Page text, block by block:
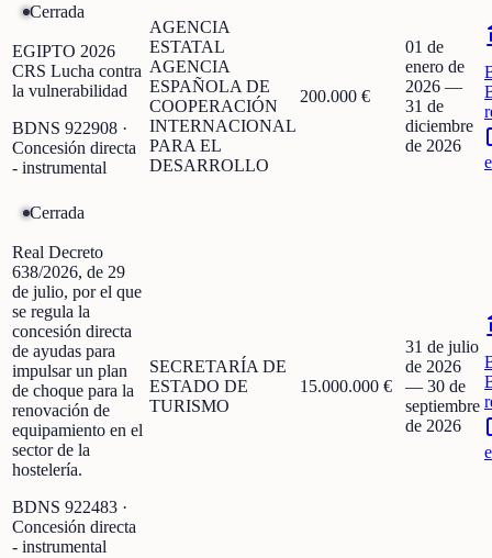
Cerrada
EGIPTO 2026
CRS Lucha contra
la vulnerabilidad
BDNS 922908 ·
Concesión directa
- instrumental
AGENCIA
ESTATAL
AGENCIA
ESPAÑOLA DE
COOPERACIÓN
INTERNACIONAL
PARA EL
DESARROLLO
200.000 €
01 de
enero de
2026 —
31 de
diciembre
de 2026
Cerrada
Real Decreto
638/2026, de 29
de julio, por el que
se regula la
concesión directa
de ayudas para
impulsar un plan
de choque para la
renovación de
equipamiento en el
sector de la
hostelería.
BDNS 922483 ·
Concesión directa
- instrumental
SECRETARÍA DE
ESTADO DE
TURISMO
15.000.000 €
31 de julio
de 2026
— 30 de
septiembre
de 2026